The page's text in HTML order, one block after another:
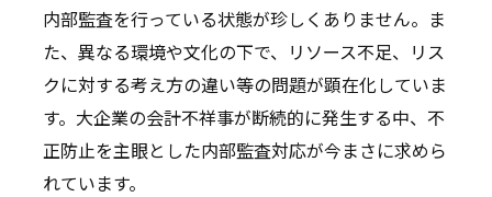
内部監査を行っている状態が珍しくありません。ま
た、異なる環境や文化の下で、リソース不足、リス
クに対する考え方の違い等の問題が顕在化していま
す。大企業の会計不祥事が断続的に発生する中、不
正防止を主眼とした内部監査対応が今まさに求めら
れています。